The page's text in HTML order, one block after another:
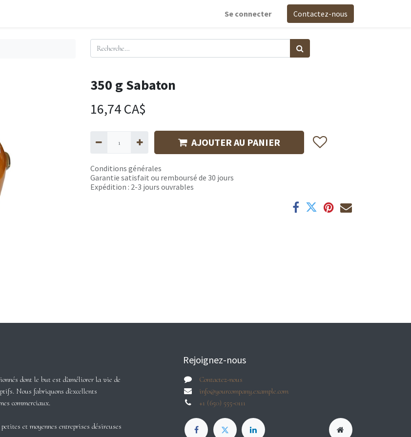
Se connecter Contactez-nous
350 g Sabaton
16,74CA$
AJOUTER AU PANIER
Conditions générales
Garantie satisfait ou remboursé de 30 jours
Expédition : 2-3 jours ouvrables
dont le but est d'améliorer la vie de
Nous fabriquons d'excellents
commerciaux.
et moyennes entreprises désireuses
Rejoignez-nous
Contactez-nous
info@yourcompany.example.com
+1 (650) 555-0111